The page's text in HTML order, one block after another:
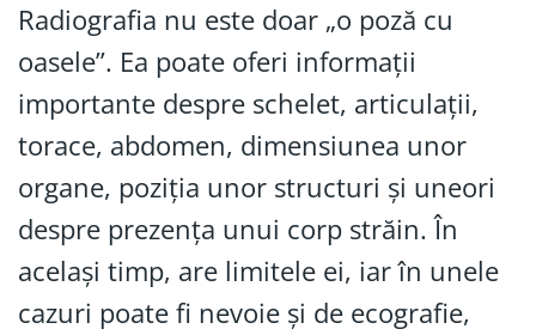
Radiografia nu este doar „o poză cu
oasele”. Ea poate oferi informații
importante despre schelet, articulații,
torace, abdomen, dimensiunea unor
organe, poziția unor structuri și uneori
despre prezența unui corp străin. În
același timp, are limitele ei, iar în unele
cazuri poate fi nevoie și de ecografie,